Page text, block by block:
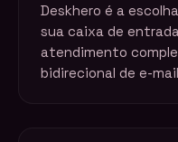
Deskhero é a
sua caixa de
atendimento
bidirecional de e-